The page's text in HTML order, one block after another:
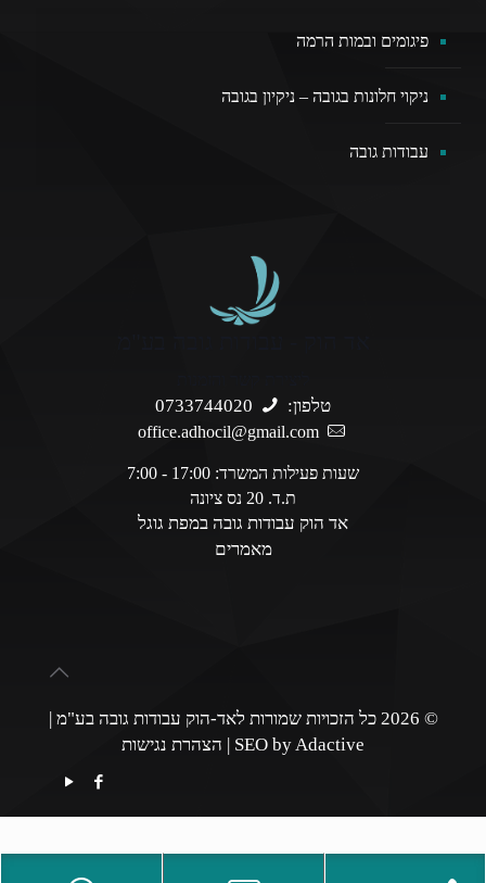
פיגומים ובמות הרמה
ניקוי חלונות בגובה – ניקיון בגובה
עבודות גובה
טלפון: 0733744020
office.adhocil@gmail.com
שעות פעילות המשרד: 17:00 - 7:00
ת.ד. 20 נס ציונה
אד הוק עבודות גובה במפת גוגל
מאמרים
© 2026 כל הזכויות שמורות לאד-הוק עבודות גובה בע"מ |
SEO by Adactive
| הצהרת נגישות